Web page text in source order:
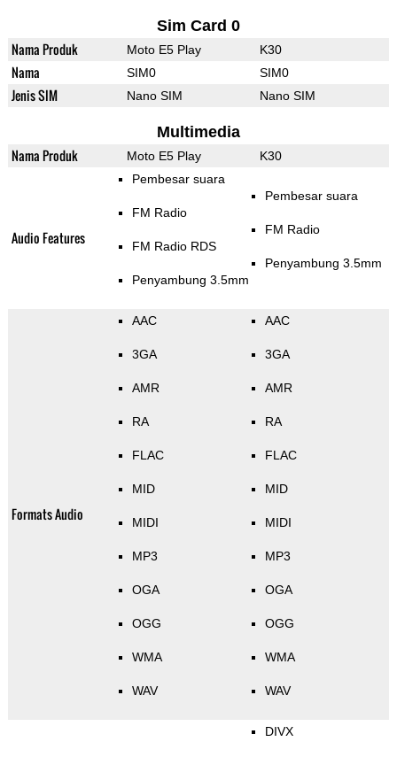
Sim Card 0
Nama Produk Moto E5 Play K30
Nama SIM0 SIM0
Jenis SIM Nano SIM Nano SIM
Multimedia
Nama Produk Moto E5 Play K30
Audio Features
Pembesar suara
FM Radio
FM Radio RDS
Penyambung 3.5mm
Pembesar suara
FM Radio
Penyambung 3.5mm
Formats Audio
AAC
3GA
AMR
RA
FLAC
MID
MIDI
MP3
OGA
OGG
WMA
WAV
AAC
3GA
AMR
RA
FLAC
MID
MIDI
MP3
OGA
OGG
WMA
WAV
DIVX